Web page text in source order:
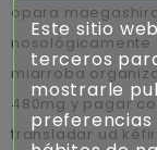
opara
nosológicamente
miarroba
480mg y pagar
transladar ud
Este sitio
terceros
mostrarle
preferencias